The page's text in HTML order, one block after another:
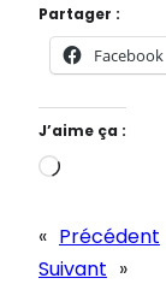
Partager :
Facebook
J’aime ça :
C
a
r
« Précédent
Suivant »